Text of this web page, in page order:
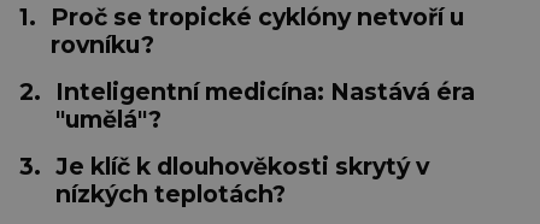
1.
Proč se tropické cyklóny netvoří u
rovníku?
2.
Inteligentní medicína: Nastává éra
"umělá"?
3. Je klíč k dlouhověkosti skrytý v
nízkých teplotách?